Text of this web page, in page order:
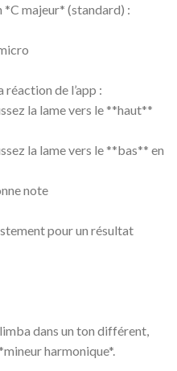
majeur* (standard) :
de l’app :
la lame vers le **haut**
la lame vers le **bas** en
note
pour un résultat
dans un ton différent,
harmonique*.